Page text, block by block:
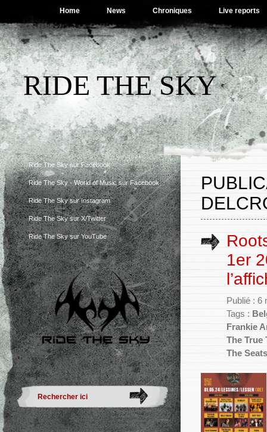
Home News Chroniques Live reports
RIDE THE SKY
Ride The Sky sur Facebook
Ride The Sky - World of Music sur Facebook
Ride The Sky sur Instagram
Ride The Sky sur X/Twitter
Ride The Sky sur YouTube
1er
Publié : 6
Tags :
Frankie
The True
The